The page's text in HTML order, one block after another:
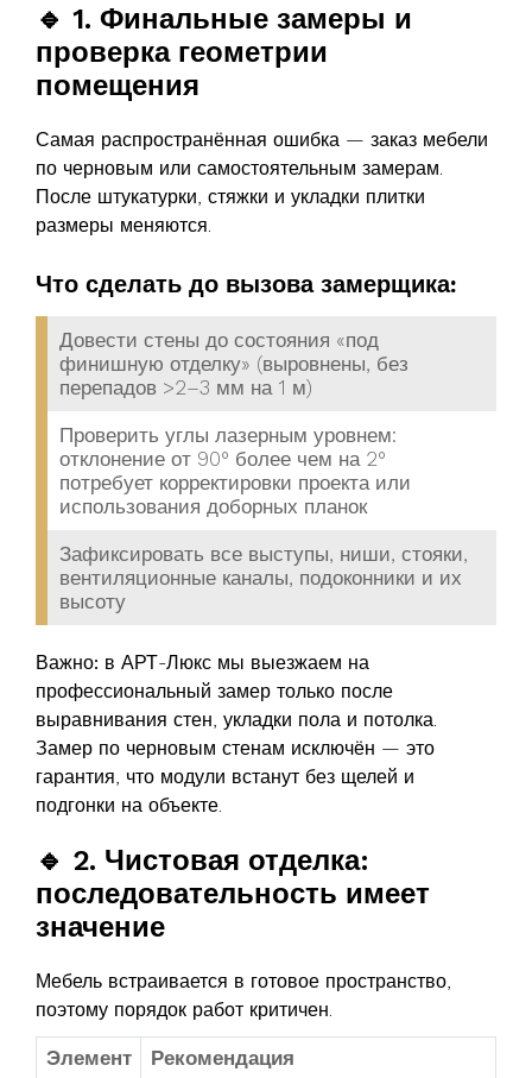
🔹 1. Финальные замеры и
проверка геометрии
помещения
Самая распространённая ошибка — заказ мебели
по черновым или самостоятельным замерам.
После штукатурки, стяжки и укладки плитки
размеры меняются.
Что сделать до вызова замерщика:
Довести стены до состояния «под
финишную отделку» (выровнены, без
перепадов >2–3 мм на 1 м)
Проверить углы лазерным уровнем:
отклонение от 90° более чем на 2°
потребует корректировки проекта или
использования доборных планок
Зафиксировать все выступы, ниши, стояки,
вентиляционные каналы, подоконники и их
высоту
Важно: в АРТ-Люкс мы выезжаем на
профессиональный замер только после
выравнивания стен, укладки пола и потолка.
Замер по черновым стенам исключён — это
гарантия, что модули встанут без щелей и
подгонки на объекте.
🔹 2. Чистовая отделка:
последовательность имеет
значение
Мебель встраивается в готовое пространство,
поэтому порядок работ критичен.
Элемент
Рекомендация